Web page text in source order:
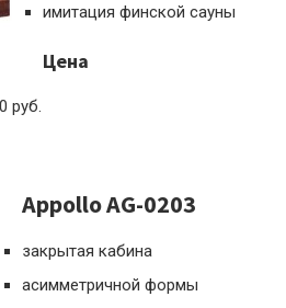
имитация финской сауны
Цена
руб.
Appollo AG-0203
закрытая кабина
асимметричной формы